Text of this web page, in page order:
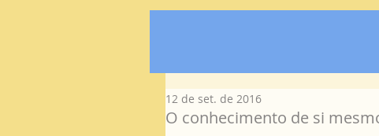
O conhecimento de si
12 de set. de 2016